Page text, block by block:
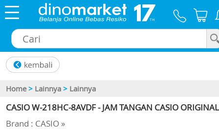
Home > Lainnya > Lainnya
CASIO W-218HC-8AVDF - JAM TANGAN CASIO ORIGINAL
Brand : CASIO »